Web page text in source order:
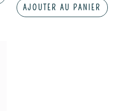
AJOUTER AU PANIER